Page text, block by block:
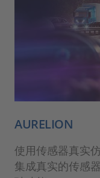
AURELION
使用传感器真实
集成真实的传感